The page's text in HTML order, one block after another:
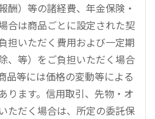
酬）等の諸経費、年金保険・
合は商品ごとに設定された契
担いただく費用および一定期
、等）をご負担いただく場合
品等には価格の変動等による
ります。信用取引、先物・オ
ただく場合は、所定の委託保